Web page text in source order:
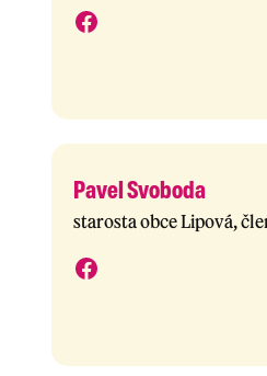
Pavel Svoboda
starosta obce Lipová,